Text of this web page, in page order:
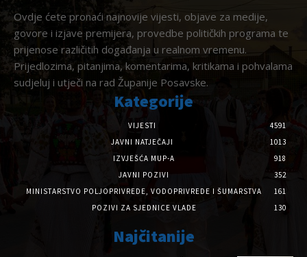
Ovdje ćete pronaći najnovije vijesti, objave za medije,
govore i izjave premijera, provedbe političkih programa te
prijenose različitih događanja u realnom vremenu.
Prijedlozima, pitanjima, komentarima, kritikama i pohvalama
sudjeluj i utječi na rad Županije Posavske.
Kategorije
VIJESTI
4591
JAVNI NATJEČAJI
1013
IZVJEŠĆA MUP-A
918
JAVNI POZIVI
352
MINISTARSTVO POLJOPRIVREDE, VODOPRIVREDE I ŠUMARSTVA
161
POZIVI ZA SJEDNICE VLADE
130
Najčitanije